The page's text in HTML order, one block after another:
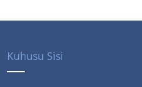
Kuhusu Sisi